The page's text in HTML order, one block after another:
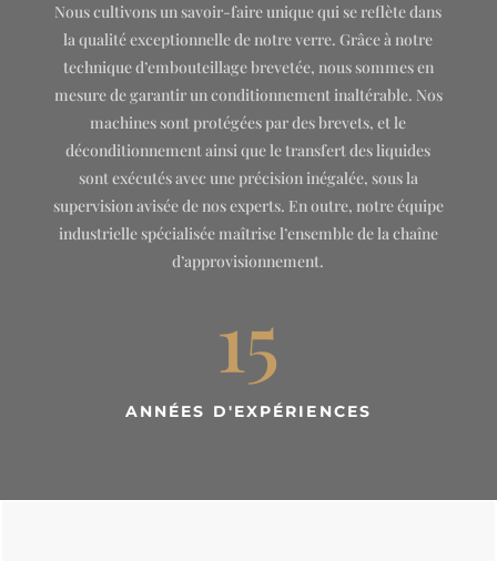
Nous cultivons un savoir-faire unique qui se reflète dans
la qualité exceptionnelle de notre verre. Grâce à notre
technique d’embouteillage brevetée, nous sommes en
mesure de garantir un conditionnement inaltérable. Nos
machines sont protégées par des brevets, et le
déconditionnement ainsi que le transfert des liquides
sont exécutés avec une précision inégalée, sous la
supervision avisée de nos experts. En outre, notre équipe
industrielle spécialisée maîtrise l’ensemble de la chaîne
d’approvisionnement.
15
ANNÉES D'EXPÉRIENCES